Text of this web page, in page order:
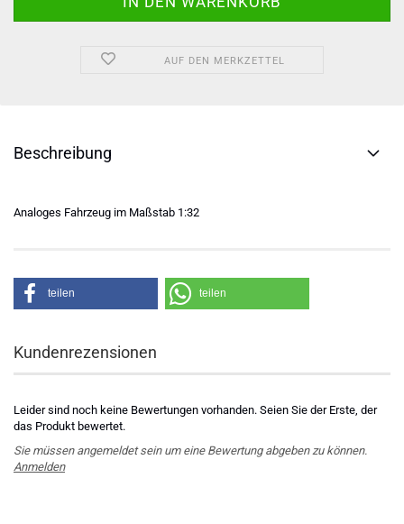
AUF DEN MERKZETTEL
Beschreibung
Analoges Fahrzeug im Maßstab 1:32
teilen teilen
Kundenrezensionen
Leider sind noch keine Bewertungen vorhanden. Seien Sie der Erste, der
das Produkt bewertet.
Sie müssen angemeldet sein um eine Bewertung abgeben zu können.
Anmelden